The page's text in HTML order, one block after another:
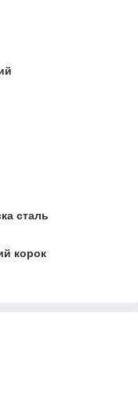
сталь
корок